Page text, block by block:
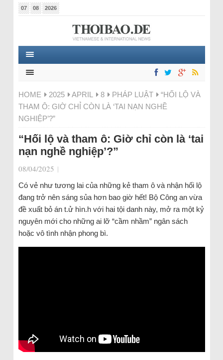
07 08 2026
HOME 2025 APRIL 8 PHÁP LUẬT
“HỐI LỘ VÀ
THAM Ô: GIỜ CHỈ CÒN LÀ ‘TAI NẠN NGHỀ
NGHIỆP’?”
“Hối lộ và tham ô: Giờ chỉ còn là ‘tai
nạn nghề nghiệp’?”
08/04/2025 |
Có vẻ như tương lai của những kẻ tham ô và nhận hối lộ
đang trở nên sáng sủa hơn bao giờ hết! Bộ Công an vừa
đề xuất bỏ án t.ử hìn.h với hai tội danh này, mở ra một kỷ
nguyên mới cho những ai lỡ “cầm nhầm” ngân sách
hoặc vô tình nhận phong bì.